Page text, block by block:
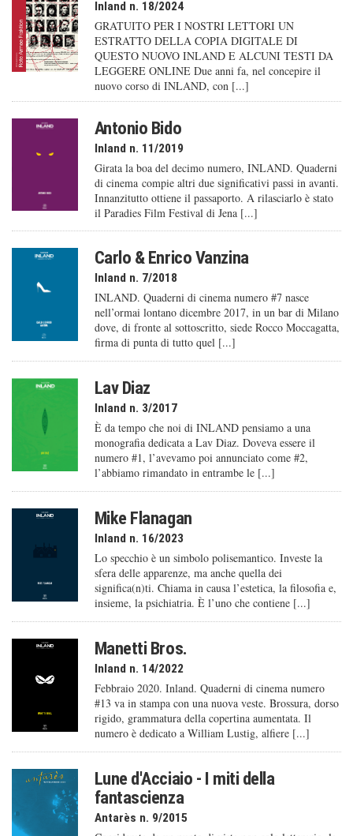
Inland n. 18/2024
GRATUITO PER I NOSTRI LETTORI UN
ESTRATTO DELLA COPIA DIGITALE DI
QUESTO NUOVO INLAND E ALCUNI TESTI DA
LEGGERE ONLINE Due anni fa, nel concepire il
nuovo corso di INLAND, con [...]
Antonio Bido
Inland n. 11/2019
Girata la boa del decimo numero, INLAND. Quaderni
di cinema compie altri due significativi passi in avanti.
Innanzitutto ottiene il passaporto. A rilasciarlo è stato
il Paradies Film Festival di Jena [...]
Carlo & Enrico Vanzina
Inland n. 7/2018
INLAND. Quaderni di cinema numero #7 nasce
nell’ormai lontano dicembre 2017, in un bar di Milano
dove, di fronte al sottoscritto, siede Rocco Moccagatta,
firma di punta di tutto quel [...]
Lav Diaz
Inland n. 3/2017
È da tempo che noi di INLAND pensiamo a una
monografia dedicata a Lav Diaz. Doveva essere il
numero #1, l’avevamo poi annunciato come #2,
l’abbiamo rimandato in entrambe le [...]
Mike Flanagan
Inland n. 16/2023
Lo specchio è un simbolo polisemantico. Investe la
sfera delle apparenze, ma anche quella dei
significa(n)ti. Chiama in causa l’estetica, la filosofia e,
insieme, la psichiatria. È l’uno che contiene [...]
Manetti Bros.
Inland n. 14/2022
Febbraio 2020. Inland. Quaderni di cinema numero
#13 va in stampa con una nuova veste. Brossura, dorso
rigido, grammatura della copertina aumentata. Il
numero è dedicato a William Lustig, alfiere [...]
Lune d'Acciaio - I miti della
fantascienza
Antarès n. 9/2015